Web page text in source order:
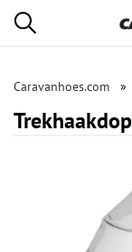
Caravanhoes.com